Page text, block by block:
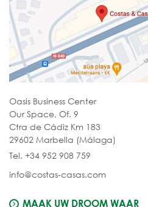
Oasis Business Center
Our Space, Of. 9
Ctra de Cádiz Km 183
29602 Marbella (Málaga)
Tel. +34 952 908 759
info@costas-casas.com
MAAK UW DROOM WAAR